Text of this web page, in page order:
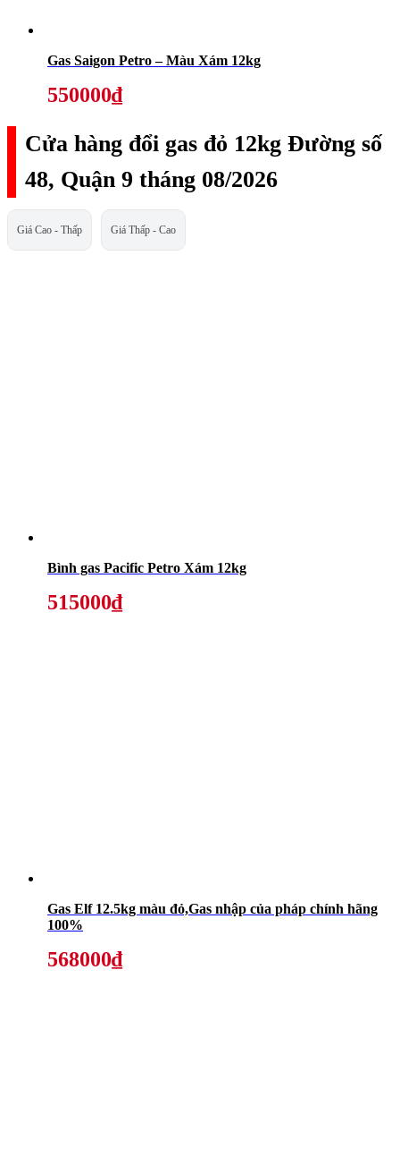
Gas Saigon Petro – Màu Xám 12kg
550000₫
Cửa hàng đổi gas đỏ 12kg Đường số
48, Quận 9 tháng 08/2026
Giá Cao - Thấp Giá Thấp - Cao
Bình gas Pacific Petro Xám 12kg
515000₫
Gas Elf 12.5kg màu đỏ,Gas nhập của pháp chính hãng
100%
568000₫